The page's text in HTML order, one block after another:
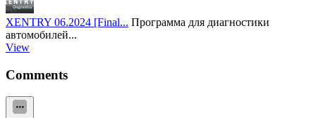
XENTRY 06.2024 [Final... Программа для диагностики
автомобилей...
View
Comments